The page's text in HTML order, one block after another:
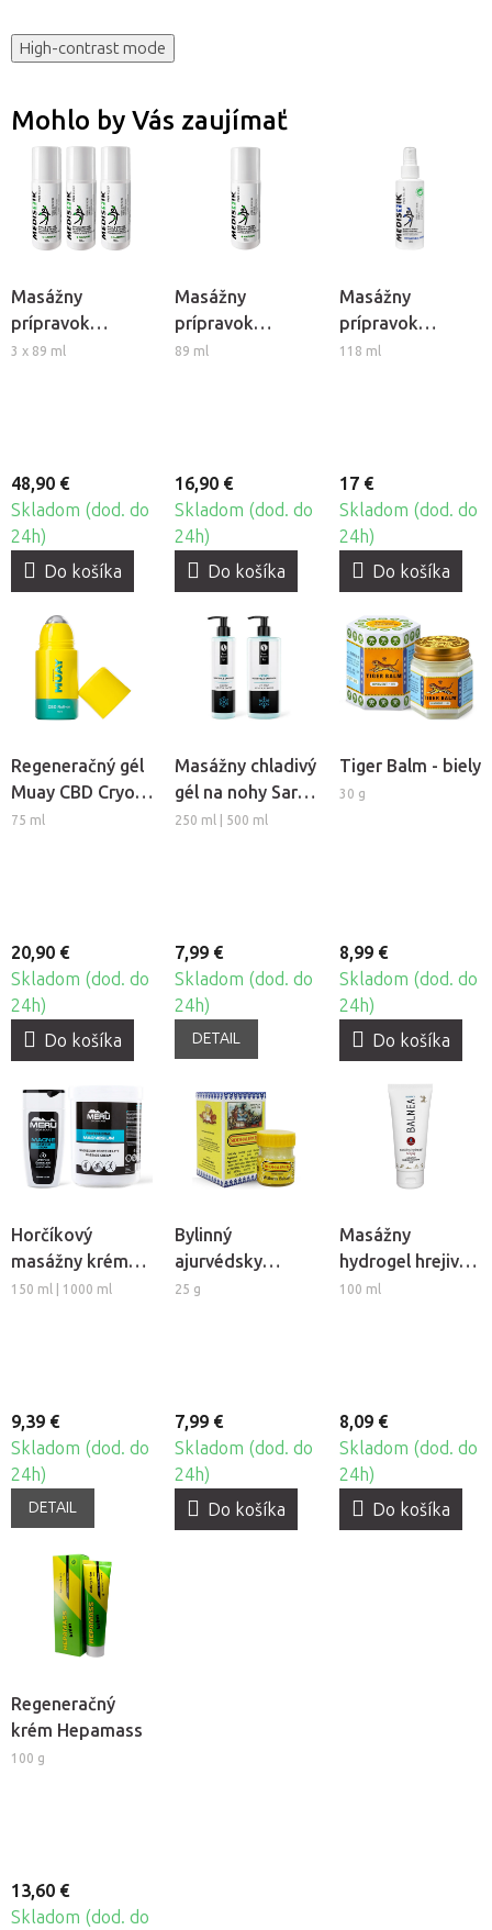
High-contrast mode
Mohlo by Vás zaujímať
Masážny
prípravok
Medistik Ice Roll-
3 x 89 ml
48,90 €
Skladom (dod. do
24h)
Do košíka
Masážny
prípravok
Medistik Ice Roll-
89 ml
16,90 €
Skladom (dod. do
24h)
Do košíka
Masážny
prípravok
Medistik Natural
118 ml
17 €
Skladom (dod. do
24h)
Do košíka
Regeneračný gél
Muay CBD Cryo
Roll-on s
75 ml
20,90 €
Skladom (dod. do
24h)
Do košíka
Masážny chladivý
gél na nohy Sara
Beauty Spa - Ice
250 ml | 500 ml
7,99 €
Skladom (dod. do
24h)
DETAIL
Tiger Balm - biely
30 g
8,99 €
Skladom (dod. do
24h)
Do košíka
Horčíkový
masážny krém
Meru Magne
150 ml | 1000 ml
9,39 €
Skladom (dod. do
24h)
DETAIL
Bylinný
ajurvédsky
balzam
25 g
7,99 €
Skladom (dod. do
24h)
Do košíka
Masážny
hydrogel hrejivý
Balnea
100 ml
8,09 €
Skladom (dod. do
24h)
Do košíka
Regeneračný
krém Hepamass
100 g
13,60 €
Skladom (dod. do